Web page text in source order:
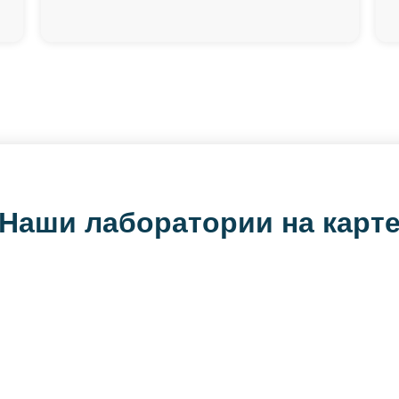
Наши лаборатории на карте